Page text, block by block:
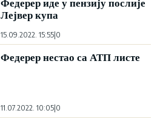
Лејвер купа
15.09.2022. 15:55 0
Федерер нестао са АТП листе
11.07.2022. 10:05 0